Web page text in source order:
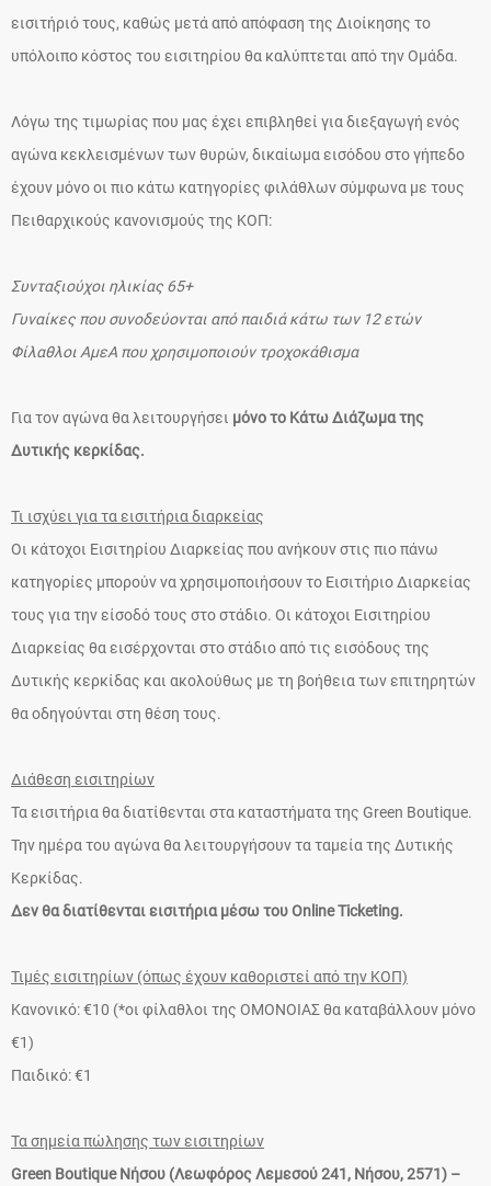
εισιτήριό τους, καθώς μετά από απόφαση της Διοίκησης το
υπόλοιπο κόστος του εισιτηρίου θα καλύπτεται από την Ομάδα.
Λόγω της τιμωρίας που μας έχει επιβληθεί για διεξαγωγή ενός
αγώνα κεκλεισμένων των θυρών, δικαίωμα εισόδου στο γήπεδο
έχουν μόνο οι πιο κάτω κατηγορίες φιλάθλων σύμφωνα με τους
Πειθαρχικούς κανονισμούς της ΚΟΠ:
Συνταξιούχοι ηλικίας 65+
Γυναίκες που συνοδεύονται από παιδιά κάτω των 12 ετών
Φίλαθλοι ΑμεΑ που χρησιμοποιούν τροχοκάθισμα
Για τον αγώνα θα λειτουργήσει μόνο το Κάτω Διάζωμα της
Δυτικής κερκίδας.
Τι ισχύει για τα εισιτήρια διαρκείας
Οι κάτοχοι Εισιτηρίου Διαρκείας που ανήκουν στις πιο πάνω
κατηγορίες μπορούν να χρησιμοποιήσουν το Εισιτήριο Διαρκείας
τους για την είσοδό τους στο στάδιο. Οι κάτοχοι Εισιτηρίου
Διαρκείας θα εισέρχονται στο στάδιο από τις εισόδους της
Δυτικής κερκίδας και ακολούθως με τη βοήθεια των επιτηρητών
θα οδηγούνται στη θέση τους.
Διάθεση εισιτηρίων
Τα εισιτήρια θα διατίθενται στα καταστήματα της Green Boutique.
Την ημέρα του αγώνα θα λειτουργήσουν τα ταμεία της Δυτικής
Κερκίδας.
Δεν θα διατίθενται εισιτήρια μέσω του Online Ticketing.
Τιμές εισιτηρίων (όπως έχουν καθοριστεί από την ΚΟΠ)
Κανονικό: €10 (*οι φίλαθλοι της ΟΜΟΝΟΙΑΣ θα καταβάλλουν μόνο
€1)
Παιδικό: €1
Τα σημεία πώλησης των εισιτηρίων
Green Boutique Νήσου (Λεωφόρος Λεμεσού 241, Νήσου, 2571) –